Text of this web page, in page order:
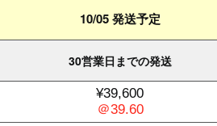
10/05 発送予定
30営業日までの発送
¥39,600
＠39.60